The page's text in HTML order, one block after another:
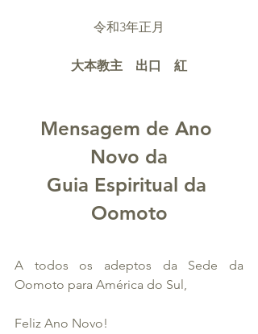
令和3年正月
大本教主　出口　紅
Mensagem de Ano
Novo da
Guia Espiritual da
Oomoto
A todos os adeptos da Sede da
Oomoto para América do Sul,
Feliz Ano Novo!